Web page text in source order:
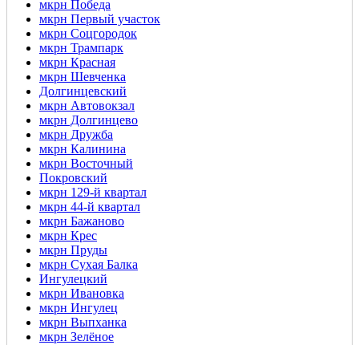
мкрн Победа
мкрн Первый участок
мкрн Соцгородок
мкрн Трампарк
мкрн Красная
мкрн Шевченка
Долгинцевский
мкрн Автовокзал
мкрн Долгинцево
мкрн Дружба
мкрн Калинина
мкрн Восточный
Покровский
мкрн 129-й квартал
мкрн 44-й квартал
мкрн Бажаново
мкрн Крес
мкрн Пруды
мкрн Сухая Балка
Ингулецкий
мкрн Ивановка
мкрн Ингулец
мкрн Выпханка
мкрн Зелёное